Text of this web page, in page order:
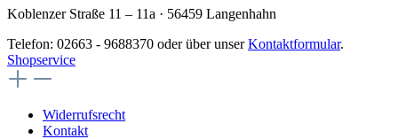
Koblenzer Straße 11 – 11a · 56459 Langenhahn
Telefon: 02663 - 9688370 oder über unserKontaktformular.
Shopservice
Widerrufsrecht
Kontakt